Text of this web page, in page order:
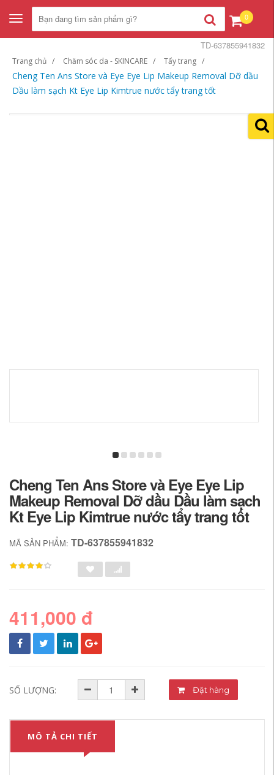
Toggle
navigation
0
Trang chủ Chăm sóc da - SKINCARE Tẩy trang
Cheng Ten Ans Store và Eye Eye Lip Makeup Removal Dỡ dầu
Dầu làm sạch Kt Eye Lip Kimtrue nước tẩy trang tốt
TD-637855941832
Cheng Ten Ans Store và Eye Eye Lip
Makeup Removal Dỡ dầu Dầu làm sạch
Kt Eye Lip Kimtrue nước tẩy trang tốt
MÃ SẢN PHẨM: TD-637855941832
411,000 đ
SỐ LƯỢNG: Đặt hàng
MÔ TẢ CHI TIẾT